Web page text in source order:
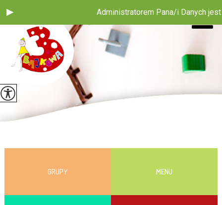
Administratorem Pana/i Danych jest
GRUPY MENU